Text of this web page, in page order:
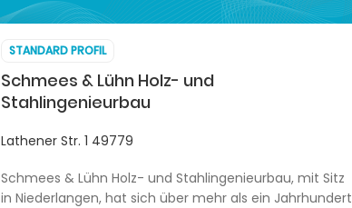
STANDARD PROFIL
Schmees & Lühn Holz- und
Stahlingenieurbau
Lathener Str. 1 49779
Schmees & Lühn Holz- und Stahlingenieurbau, mit Sitz
in Niederlangen, hat sich über mehr als ein Jahrhundert